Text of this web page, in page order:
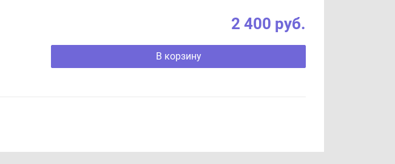
2 400 руб.
В корзину